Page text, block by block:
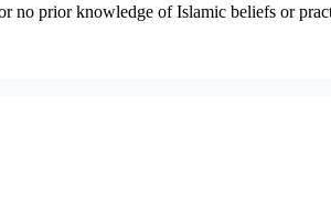
no prior knowledge of Islamic beliefs or